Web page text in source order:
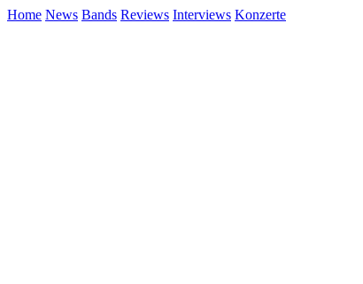
Home News Bands Reviews Interviews Konzerte